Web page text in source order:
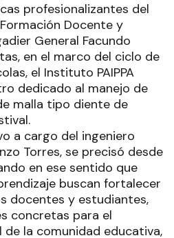
profesionalizantes del
Docente y
General Facundo
en el marco del ciclo de
el Instituto PAIPPA
dedicado al manejo de
malla tipo diente de
a cargo del ingeniero
Torres, se precisó desde
en ese sentido que
buscan fortalecer
docentes y estudiantes,
concretas para el
la comunidad educativa,